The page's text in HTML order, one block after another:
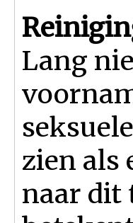
Lang
zien als
naar dit